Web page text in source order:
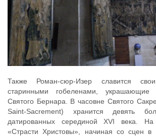
Также Роман-сюр-Изер славится
старинными гобеленами,
Святого Бернара. В часовне Святого
Saint-Sacrement) хранится девять
датированных серединой XVI века.
«Страсти Христовы», начиная со сцен в